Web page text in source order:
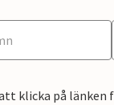
klicka på